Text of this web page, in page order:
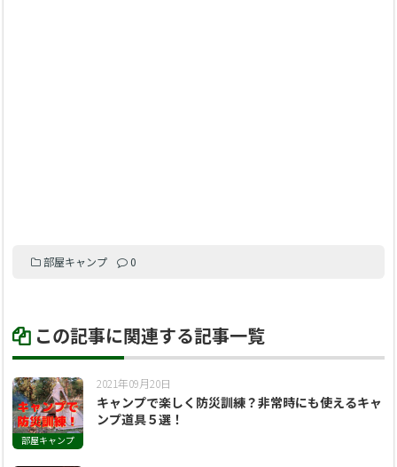
部屋キャンプ 0
この記事に関連する記事一覧
部屋キャンプ
2021年09月20日
キャンプで楽しく防災訓練？非常時にも使えるキャ
ンプ道具５選！